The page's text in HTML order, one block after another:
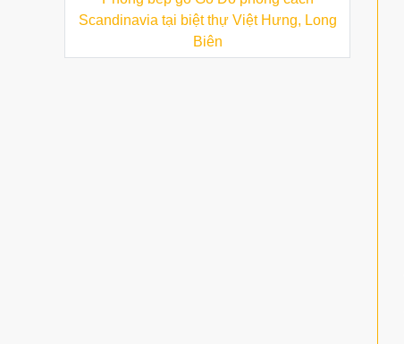
Scandinavia tại biệt thự Việt Hưng, Long
Biên